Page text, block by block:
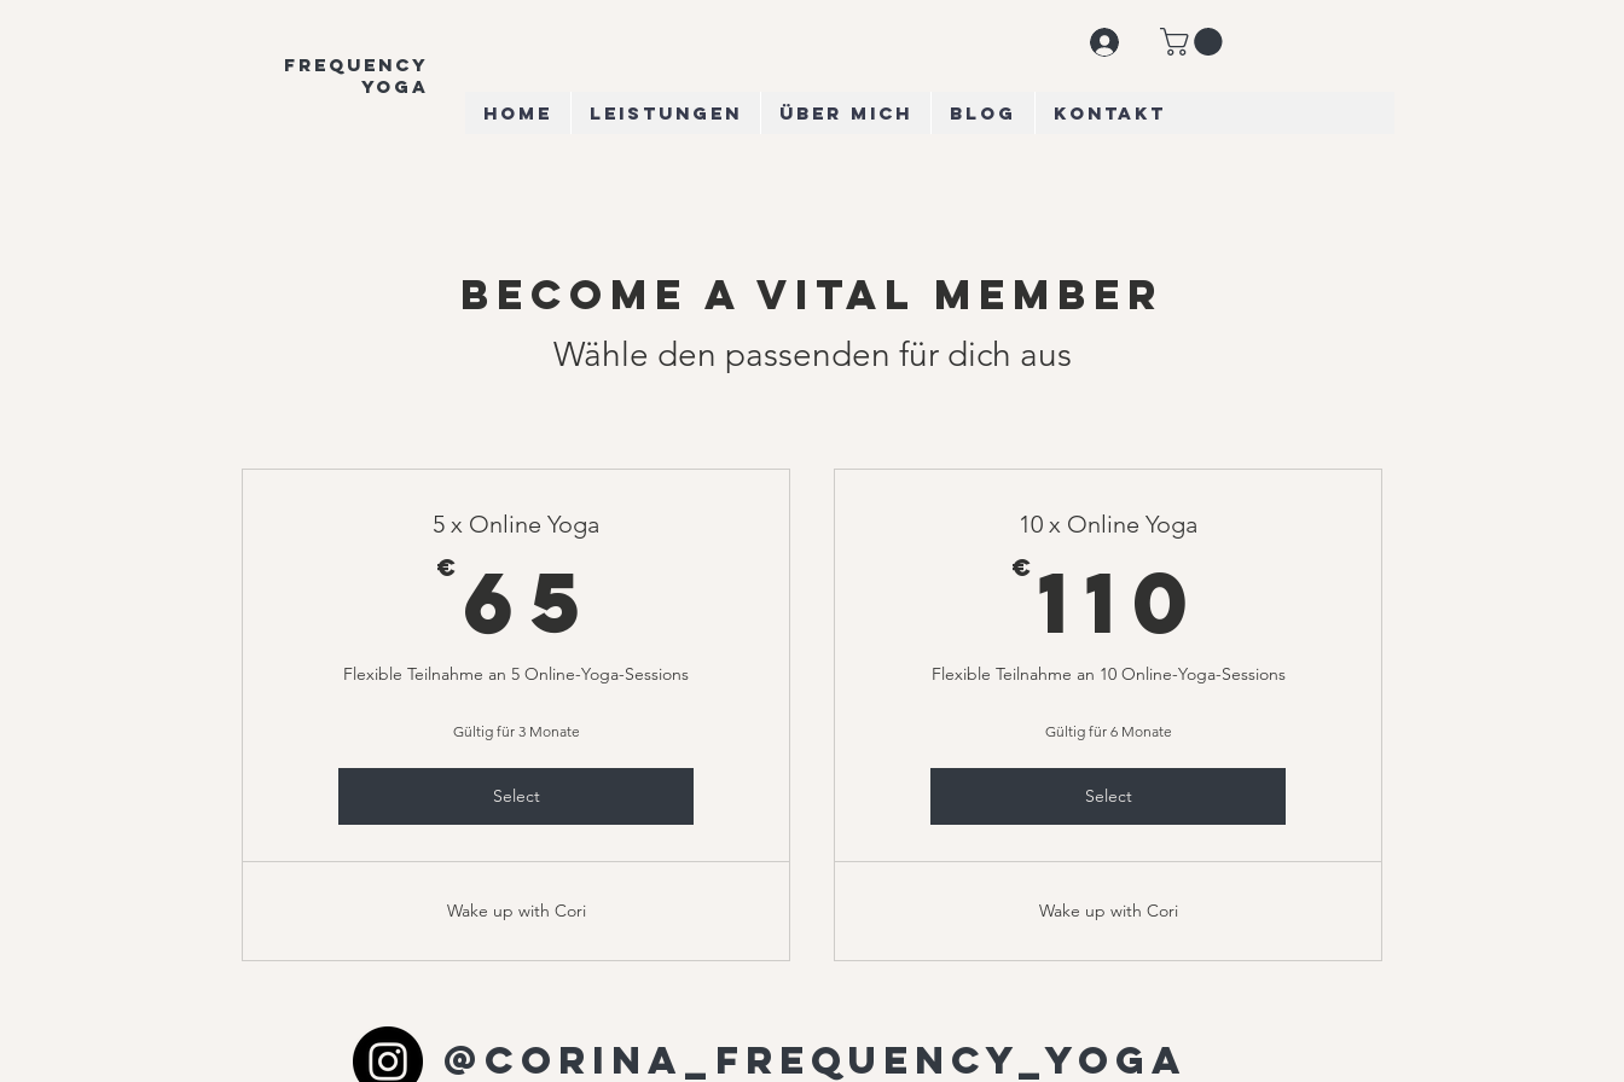
Frequency
Yoga
Home
Leistungen Über mich Blog Kontakt
Become a Vital member
Wähle den passenden für dich aus
5 x Online Yoga
€ 65
Flexible Teilnahme an 5 Online-Yoga-Sessions
Gültig für 3 Monate
Select
Wake up with Cori
10 x Online Yoga
€ 110
Flexible Teilnahme an 10 Online-Yoga-Sessions
Gültig für 6 Monate
Select
Wake up with Cori
@corina_frequency_yoga